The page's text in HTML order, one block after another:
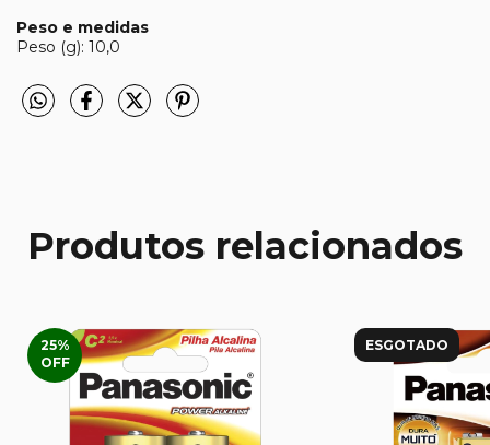
Peso e medidas
Peso (g): 10,0
Produtos relacionados
25%
OFF
ESGOTADO